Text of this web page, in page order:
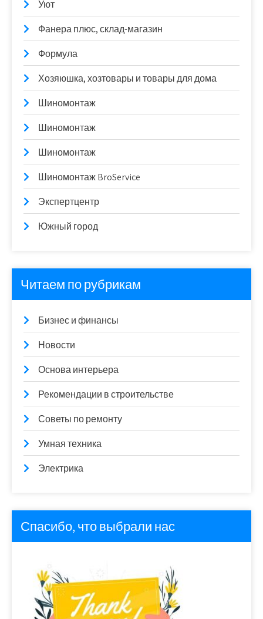
Уют
Фанера плюс, склад-магазин
Формула
Хозяюшка, хозтовары и товары для дома
Шиномонтаж
Шиномонтаж
Шиномонтаж
Шиномонтаж BroService
Экспертцентр
Южный город
Читаем по рубрикам
Бизнес и финансы
Новости
Основа интерьера
Рекомендации в строительстве
Советы по ремонту
Умная техника
Электрика
Спасибо, что выбрали нас